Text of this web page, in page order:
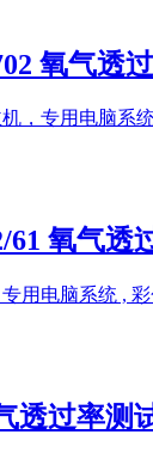
氧气透
，专用电脑系
氧气透
用电脑系统 ,
透过率测